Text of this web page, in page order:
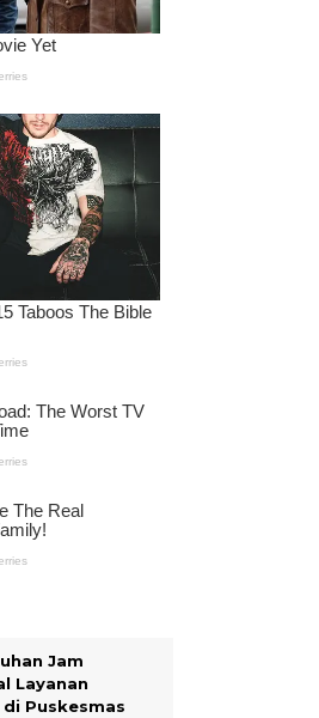
Jam
Layanan
Puskesmas